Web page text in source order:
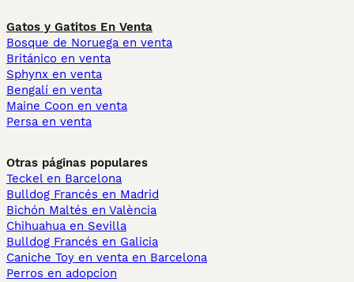
Gatos y Gatitos En Venta
Bosque de Noruega en venta
Británico en venta
Sphynx en venta
Bengalí en venta
Maine Coon en venta
Persa en venta
Otras páginas populares
Teckel en Barcelona
Bulldog Francés en Madrid
Bichón Maltés en València
Chihuahua en Sevilla
Bulldog Francés en Galicia
Caniche Toy en venta en Barcelona
Perros en adopcion